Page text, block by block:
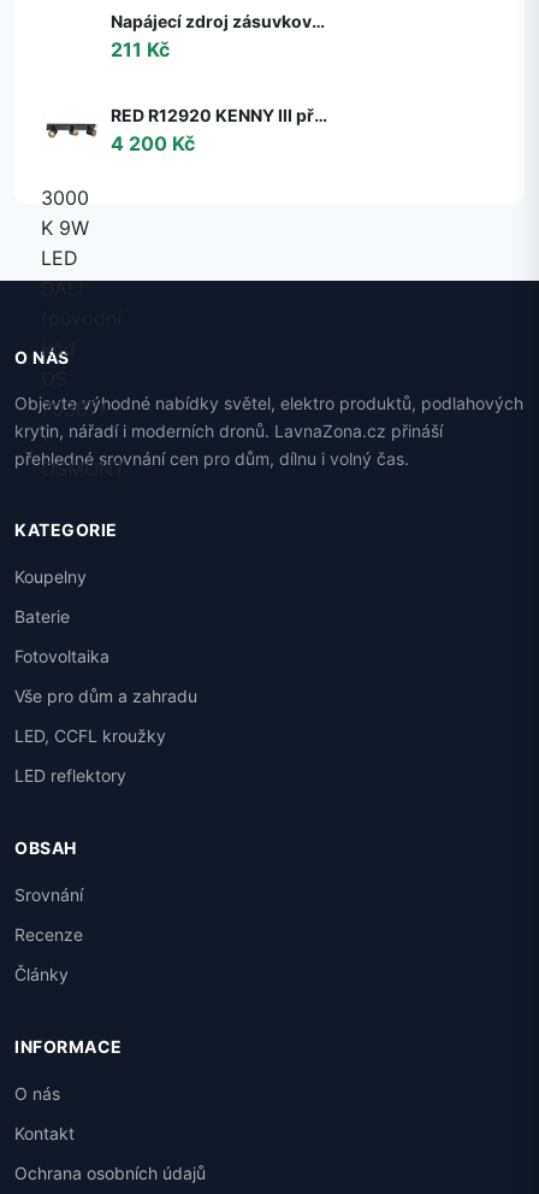
Napájecí zdroj zásuvkový 6V, 2A, 5.5x2.1mm
211 Kč
RED R12920 KENNY III přisazená černá/zlatá 230V GU10 3x35W - RED - DESIGN RENDL
4 200 Kč
O NÁS
Objevte výhodné nabídky světel, elektro produktů, podlahových
krytin, nářadí i moderních dronů. LavnaZona.cz přináší
přehledné srovnání cen pro dům, dílnu i volný čas.
KATEGORIE
Koupelny
Baterie
Fotovoltaika
Vše pro dům a zahradu
LED, CCFL kroužky
LED reflektory
OBSAH
Srovnání
Recenze
Články
INFORMACE
O nás
Kontakt
Ochrana osobních údajů